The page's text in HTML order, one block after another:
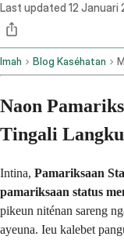
Last updated 12 Januari
Imah Blog Kaséhatan
Naon
Tingali
Intina, Pamariksaan
pamariksaan status
pikeun niténan sareng
ayeuna. Ieu kalebet